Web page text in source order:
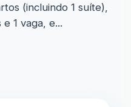
(incluindo 1 suíte),
e 1 vaga, e...